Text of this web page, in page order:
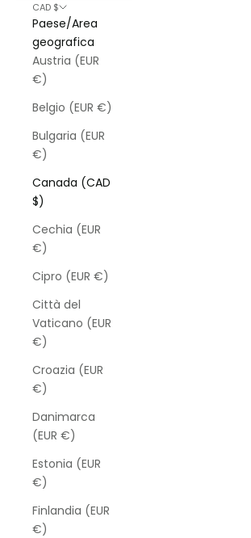
CAD $
Paese/Area
geografica
Austria (EUR
€)
Belgio (EUR €)
Bulgaria (EUR
€)
Canada (CAD
$)
Cechia (EUR
€)
Cipro (EUR €)
Città del
Vaticano (EUR
€)
Croazia (EUR
€)
Danimarca
(EUR €)
Estonia (EUR
€)
Finlandia (EUR
€)